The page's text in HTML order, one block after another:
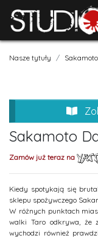
Nasze tytuły
Sakamoto
Zamów już teraz na
Kiedy spotykają się
sklepu spożywczego
W różnych punktach
walki Taro odkrywa, że
wychodzi również